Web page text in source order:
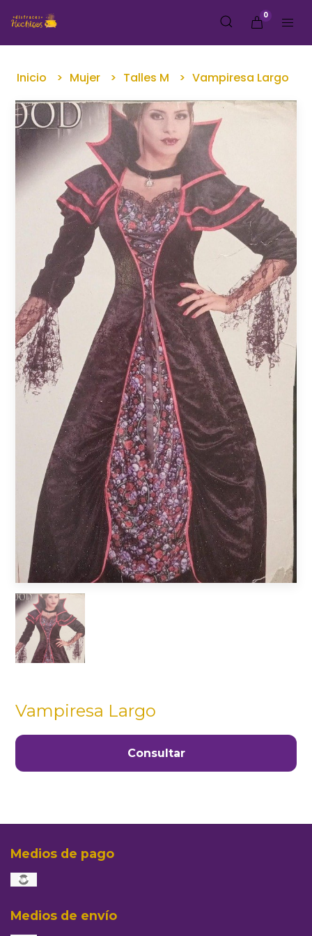
0
Inicio Mujer Talles M Vampiresa Largo
Vampiresa Largo
Consultar
Medios de pago
Medios de envío